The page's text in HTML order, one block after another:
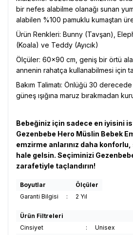
bir nefes alabilme olanağı sunan
alabilen %100 pamuklu kumaştan
Ürün Renkleri: Bunny (Tavşan),
(Koala) ve Teddy (Ayıcık)
Ölçüler: 60x90 cm, geniş bir örtü
annenin rahatça kullanabilmesi için
Bakım Talimatı: Önlüğü 30
güneş ışığına maruz bırakmadan
Bebeğiniz için sadece en iyisini
Gezenbebe Hero Müslin Bebek
emzirme anlarınız daha
hale gelsin. Seçiminizi
zarafetiyle taçlandırın!
Boyutlar
Ölçüler
Garanti Bilgisi
: 2 Yıl
Ürün Filtreleri
Cinsiyet
:
Unisex